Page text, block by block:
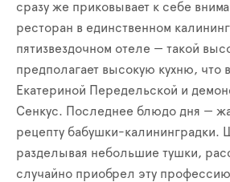
сразу же приковывает к себе
ресторан в единственном
пятизвездочном отеле — такой
предполагает высокую кухню, что
Екатериной Передельской и
Сенкус. Последнее блюдо дня —
рецепту бабушки-калининградки.
разделывая небольшие тушки,
случайно приобрел эту